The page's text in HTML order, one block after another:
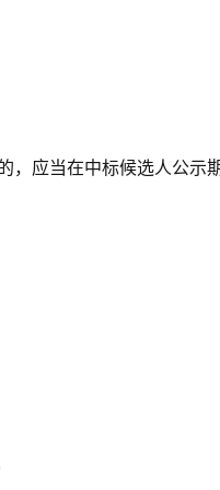
应当在中标候选人公示